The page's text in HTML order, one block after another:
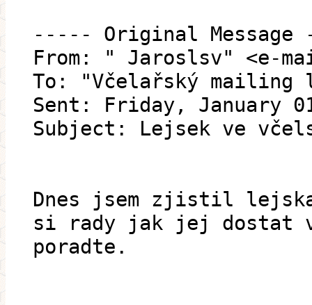
----- Original
From: " Jaroslsv" <e-
To: "Včelařský
Sent: Friday, January
Subject: Lejsek ve
Dnes jsem zjistil
si rady jak jej dostat
poradte.